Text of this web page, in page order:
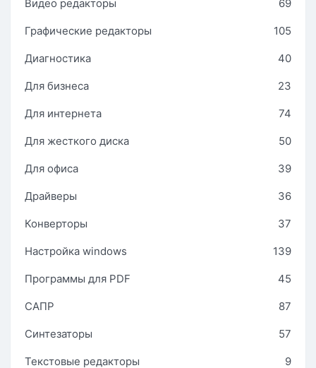
Видео редакторы 69
Графические редакторы 105
Диагностика 40
Для бизнеса 23
Для интернета 74
Для жесткого диска 50
Для офиса 39
Драйверы 36
Конверторы 37
Настройка windows 139
Программы для PDF 45
САПР 87
Синтезаторы 57
Текстовые редакторы 9